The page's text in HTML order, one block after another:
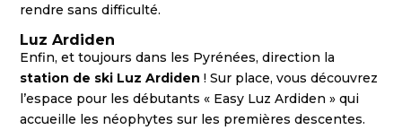
rendre sans difficulté.
Luz Ardiden
Enfin, et toujours dans les Pyrénées, direction la
station de ski Luz Ardiden! Sur place, vous découvrez
l’espace pour les débutants « Easy Luz Ardiden » qui
accueille les néophytes sur les premières descentes.